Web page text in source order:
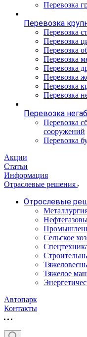
Перевозка
Перевозка
Перевозка
Перевозка
Перевозка
Перевозка
Перевозка
Перевозка
Перевозка
Перевозка
Перевозка
Перевозка
сооружений
Перевозка
Акции
Статьи
Информация
Отраслевые решения
Отрослевые
Сельское
Тяжелое
Автопарк
Контакты